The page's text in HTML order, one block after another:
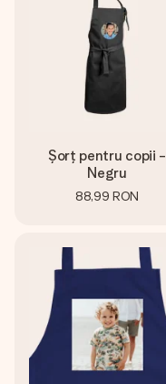
Șorț pentru copii -
Negru
88,99 RON